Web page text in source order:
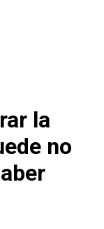
la
no